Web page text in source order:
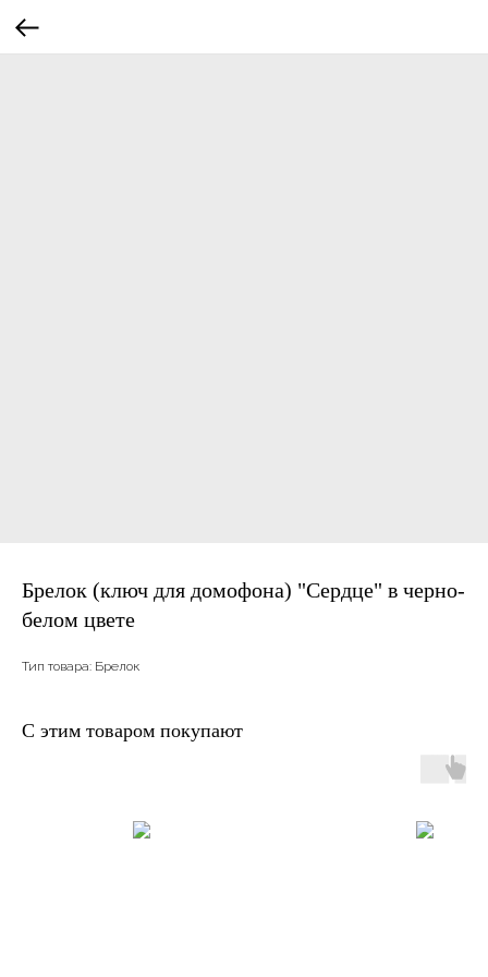
Брелок (ключ для домофона) "Сердце" в черно-
белом цвете
Тип товара: Брелок
С этим товаром покупают